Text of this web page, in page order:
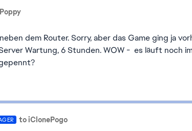
dem Router. Sorry, aber das Game ging ja
Wartung, 6 Stunden. WOW - es läuft noch
to iClonePogo